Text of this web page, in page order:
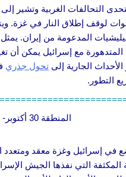
التحالفات الغربية وتشير
لوقف إطلاق النار في غزة.
المدعومة من إيران.
المتدهورة مع إسرائيل يمكن
الجارية إلى تحول جذري
التطور.
المنطقة 30 أكتوبر- 2023
في إسرائيل وغزة معقد ومتعدد
المكثفة التي نفذها الجيش